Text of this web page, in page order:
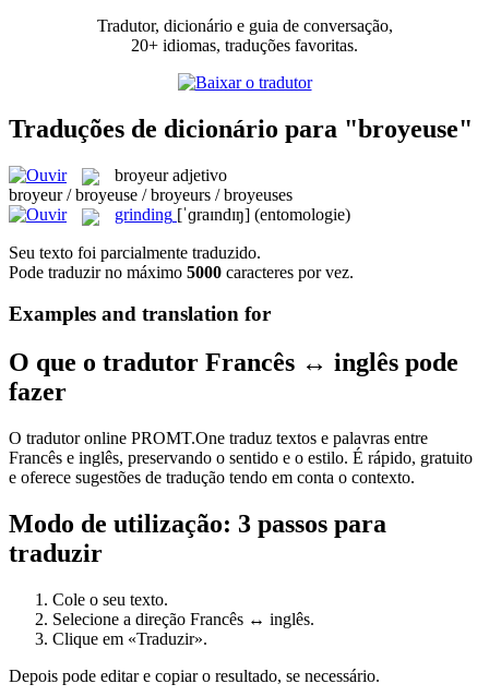
Tradutor, dicionário e guia de conversação,
20+ idiomas, traduções favoritas.
Traduções de dicionário para "broyeuse"
broyeur adjetivo
broyeur / broyeuse / broyeurs / broyeuses
grinding [ˈɡraɪndɪŋ] (entomologie)
Seu texto foi parcialmente traduzido.
Pode traduzir no máximo 5000 caracteres por vez.
Examples and translation for
O que o tradutor Francês ↔ inglês pode
fazer
O tradutor online PROMT.One traduz textos e palavras entre
Francês e inglês, preservando o sentido e o estilo. É rápido, gratuito
e oferece sugestões de tradução tendo em conta o contexto.
Modo de utilização: 3 passos para
traduzir
Cole o seu texto.
Selecione a direção Francês ↔ inglês.
Clique em «Traduzir».
Depois pode editar e copiar o resultado, se necessário.